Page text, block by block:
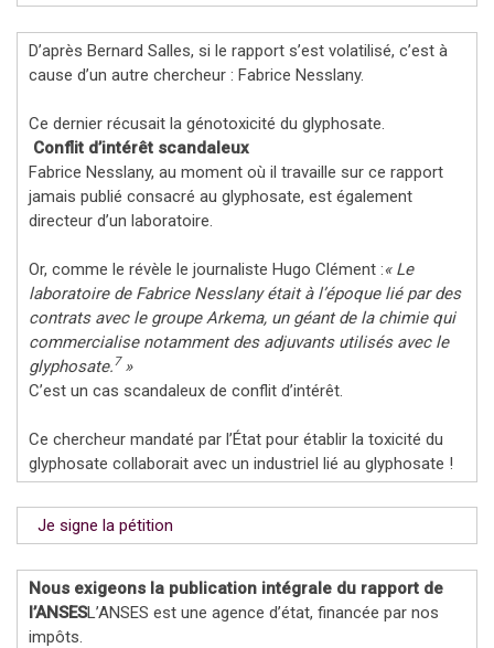
D’après Bernard Salles, si le rapport s’est volatilisé, c’est à
cause d’un autre chercheur : Fabrice Nesslany.
Ce dernier récusait la génotoxicité du glyphosate.
Conflit d’intérêt scandaleux
Fabrice Nesslany, au moment où il travaille sur ce rapport
jamais publié consacré au glyphosate, est également
directeur d’un laboratoire.
Or, comme le révèle le journaliste Hugo Clément :« Le
laboratoire de Fabrice Nesslany était à l’époque lié par des
contrats avec le groupe Arkema, un géant de la chimie qui
commercialise notamment des adjuvants utilisés avec le
glyphosate.7»
C’est un cas scandaleux de conflit d’intérêt.
Ce chercheur mandaté par l’État pour établir la toxicité du
glyphosate collaborait avec un industriel lié au glyphosate !
Je signe la pétition
Nous exigeons la publication intégrale du rapport de
l’ANSESL’ANSES est une agence d’état, financée par nos
impôts.